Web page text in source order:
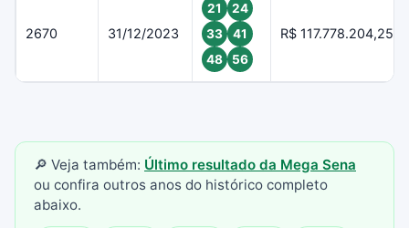
2670 31/12/2023
21
24
33
41
48
56
R$ 117.778.204,25
🔎 Veja também: Último resultado da Mega Sena
ou confira outros anos do histórico completo
abaixo.